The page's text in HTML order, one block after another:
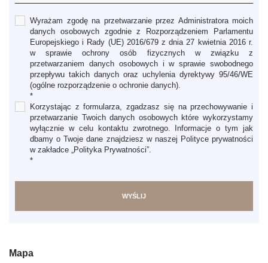
Wyrażam zgodę na przetwarzanie przez Administratora moich
danych osobowych zgodnie z Rozporządzeniem Parlamentu
Europejskiego i Rady (UE) 2016/679 z dnia 27 kwietnia 2016 r.
w sprawie ochrony osób fizycznych w związku z
przetwarzaniem danych osobowych i w sprawie swobodnego
przepływu takich danych oraz uchylenia dyrektywy 95/46/WE
(ogólne rozporządzenie o ochronie danych).
*
Korzystając z formularza, zgadzasz się na przechowywanie i
przetwarzanie Twoich danych osobowych które wykorzystamy
wyłącznie w celu kontaktu zwrotnego. Informacje o tym jak
dbamy o Twoje dane znajdziesz w naszej Polityce prywatności
w zakładce „Polityka Prywatności”.
*
Mapa